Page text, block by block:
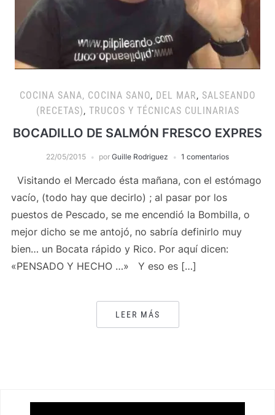
COCINA SANA, COCINA SANO, DEL MAR, SALSEANDO
(RECETAS), TRUCOS Y TÉCNICAS CULINARIAS
BOCADILLO DE SALMÓN FRESCO EXPRES
22/05/2015 por Guille Rodriguez 1 comentarios
Visitando el Mercado ésta mañana, con el estómago
vacío, (todo hay que decirlo) ; al pasar por los
puestos de Pescado, se me encendió la Bombilla, o
mejor dicho se me antojó, no sabría definirlo muy
bien… un Bocata rápido y Rico. Por aquí dicen:
«PENSADO Y HECHO …» Y eso es […]
LEER MÁS